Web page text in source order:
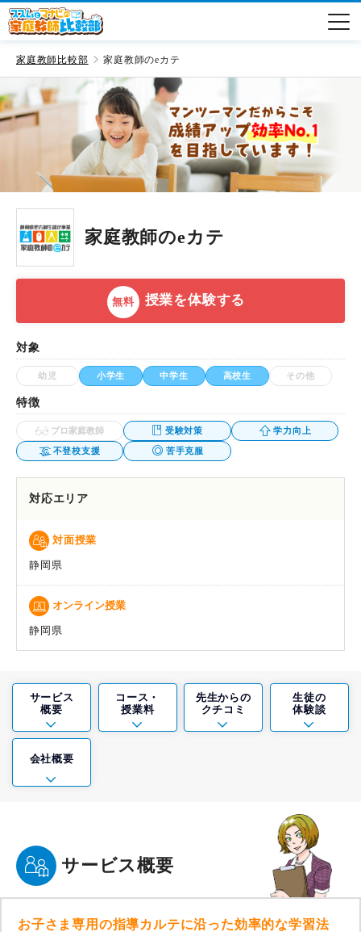
家庭教師比較部 家庭教師のeカテ
家庭教師のeカテ
無料 授業を体験する
対象
幼児 小学生 中学生 高校生 その他
特徴
プロ家庭教師 受験対策 学力向上
不登校支援 苦手克服
対応エリア
対面授業
静岡県
オンライン授業
静岡県
サービス
概要
コース・
授業料
先生からの
クチコミ
生徒の
体験談
会社概要
サービス概要
お子さま専用の指導カルテに沿った効率的な学習法